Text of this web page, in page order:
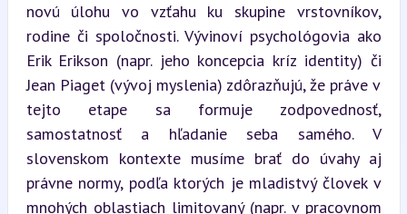
novú úlohu vo vzťahu ku skupine vrstovníkov,
rodine či spoločnosti. Vývinoví psychológovia ako
Erik Erikson (napr. jeho koncepcia kríz identity) či
Jean Piaget (vývoj myslenia) zdôrazňujú, že práve v
tejto etape sa formuje zodpovednosť,
samostatnosť a hľadanie seba samého. V
slovenskom kontexte musíme brať do úvahy aj
právne normy, podľa ktorých je mladistvý človek v
mnohých oblastiach limitovaný (napr. v pracovnom